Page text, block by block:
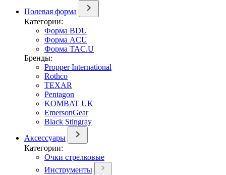
Полевая форма
Категории:
Форма BDU
Форма ACU
Форма TAC.U
Бренды:
Propper International
Rothco
TEXAR
Pentagon
KOMBAT UK
EmersonGear
Black Stingray
Аксессуары
Категории:
Очки стрелковые
Инструменты